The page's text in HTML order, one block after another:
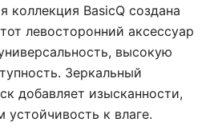
коллекция BasicQ создана
левосторонний аксессуар
высокую
Зеркальный
добавляет изысканности,
устойчивость к влаге.